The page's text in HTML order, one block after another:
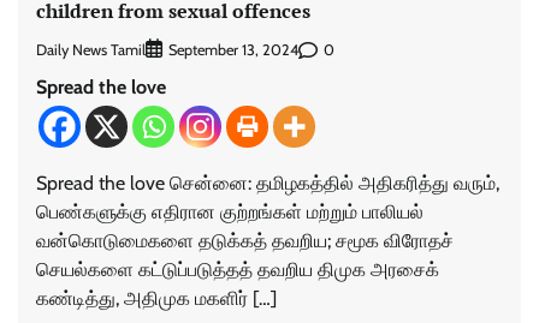
children from sexual offences
Daily News Tamil September 13, 2024 0
Spread the love
Spread the love சென்னை: தமிழகத்தில் அதிகரித்து வரும்,
பெண்களுக்கு எதிரான குற்றங்கள் மற்றும் பாலியல்
வன்கொடுமைகளை தடுக்கத் தவறிய; சமூக விரோதச்
செயல்களை கட்டுப்படுத்தத் தவறிய திமுக அரசைக்
கண்டித்து, அதிமுக மகளிர் […]